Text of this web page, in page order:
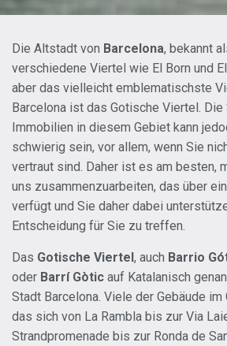
Die Altstadt von Barcelona, bekannt
verschiedene Viertel wie El Born und
aber das vielleicht emblematischste
Barcelona ist das Gotische Viertel. Die
Immobilien in diesem Gebiet kann
schwierig sein, vor allem, wenn Sie
vertraut sind. Daher ist es am besten,
uns zusammenzuarbeiten, das über
verfügt und Sie daher dabei
Entscheidung für Sie zu treffen.
Das Gotische Viertel, auch Barrio
oder Barrí Gòtic auf Katalanisch
Stadt Barcelona. Viele der Gebäude
das sich von La Rambla bis zur Via
Strandpromenade bis zur Ronda de